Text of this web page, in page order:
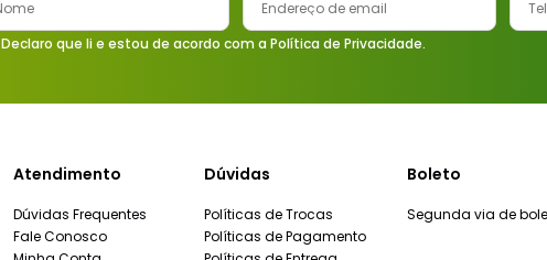
Declaro que li e estou de acordo com a Política de Privacidade.
Atendimento
Dúvidas Frequentes
Fale Conosco
Dúvidas
Políticas de Trocas
Políticas de Pagamento
Boleto
Segunda via de